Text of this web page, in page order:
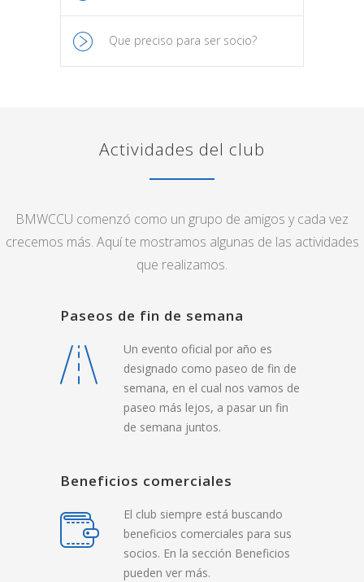
Que preciso para ser socio?
Actividades del club
BMWCCU comenzó como un grupo de amigos y cada vez
crecemos más. Aquí te mostramos algunas de las actividades
que realizamos.
Paseos de fin de semana
Un evento oficial por año es
designado como paseo de fin de
semana, en el cual nos vamos de
paseo más lejos, a pasar un fin
de semana juntos.
Beneficios comerciales
El club siempre está buscando
beneficios comerciales para sus
socios. En la sección Beneficios
pueden ver más.